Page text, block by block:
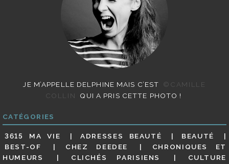
JE M’APPELLE DELPHINE MAIS C’EST
©CAMILLE
COLLIN
QUI A PRIS CETTE PHOTO !
CATÉGORIES
3615 MA VIE ADRESSES BEAUTÉ
BEAUTÉ
BEST-OF
CHEZ DEEDEE
CHRONIQUES ET
HUMEURS
CLICHÉS PARISIENS CULTURE